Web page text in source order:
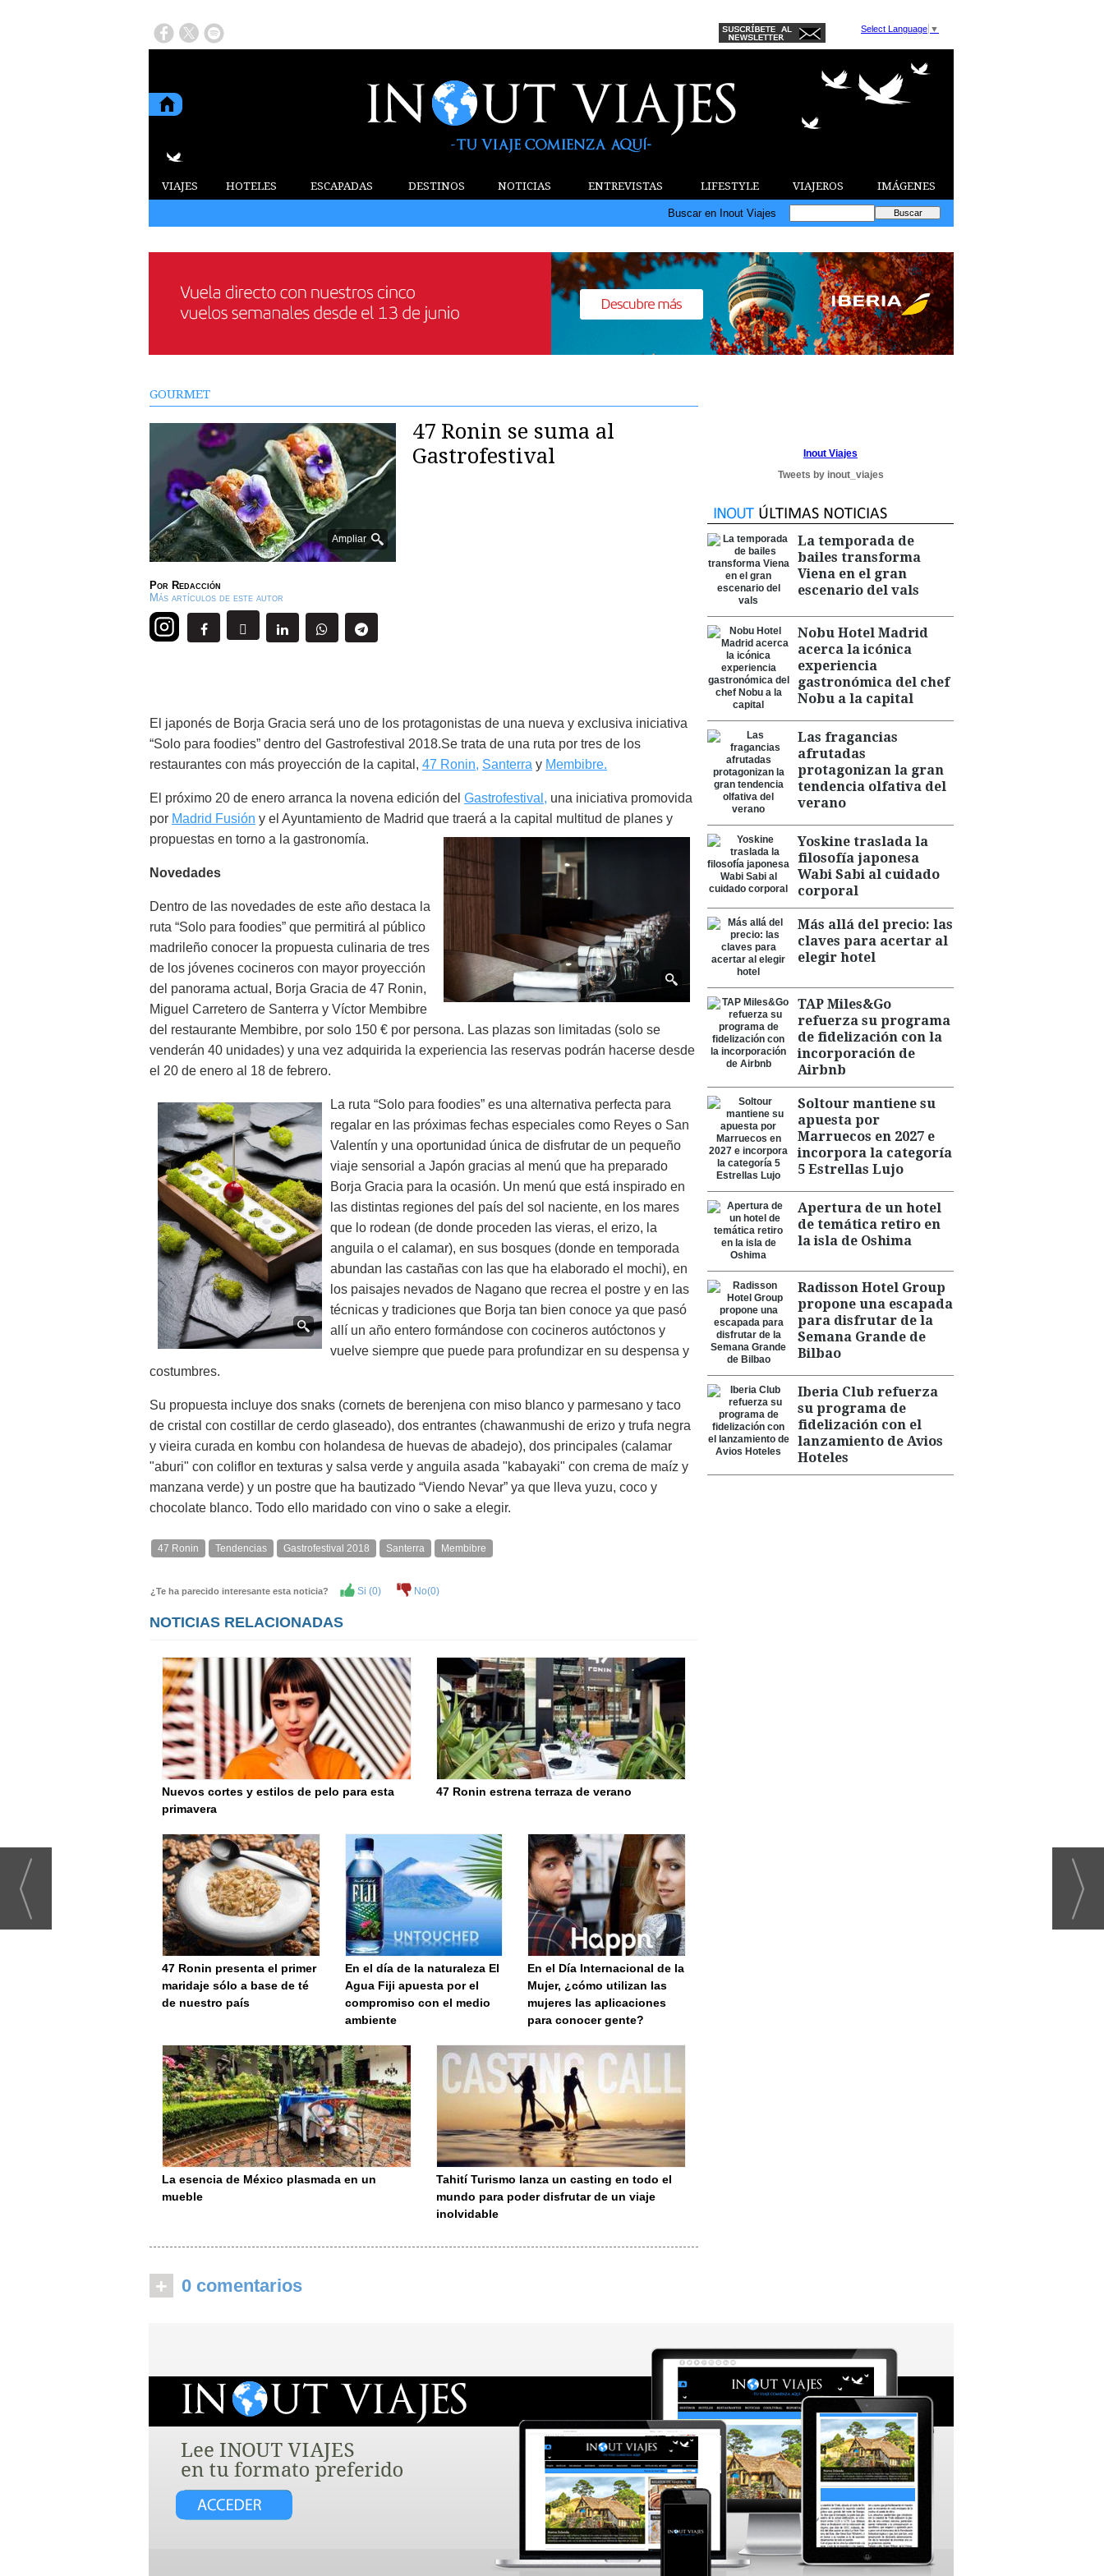
Select Language ▼
VIAJES HOTELES ESCAPADAS DESTINOS NOTICIAS ENTREVISTAS LIFESTYLE VIAJEROS IMÁGENES
Buscar en Inout Viajes
GOURMET
Ampliar
47 Ronin se suma al
Gastrofestival
Por Redacción
Más artículos de este autor
El japonés de Borja Gracia será uno de los protagonistas de una nueva y exclusiva iniciativa
“Solo para foodies” dentro del Gastrofestival 2018.Se trata de una ruta por tres de los
restaurantes con más proyección de la capital, 47 Ronin, Santerra y Membibre.
El próximo 20 de enero arranca la novena edición del Gastrofestival, una iniciativa promovida
por Madrid Fusión y el Ayuntamiento de Madrid que traerá a la capital multitud de planes y
propuestas en torno a la gastronomía.
Novedades
Dentro de las novedades de este año destaca la
ruta “Solo para foodies” que permitirá al público
madrileño conocer la propuesta culinaria de tres
de los jóvenes cocineros con mayor proyección
del panorama actual, Borja Gracia de 47 Ronin,
Miguel Carretero de Santerra y Víctor Membibre
del restaurante Membibre, por solo 150 € por persona. Las plazas son limitadas (solo se
venderán 40 unidades) y una vez adquirida la experiencia las reservas podrán hacerse desde
el 20 de enero al 18 de febrero.
La ruta “Solo para foodies” es una alternativa perfecta para
regalar en las próximas fechas especiales como Reyes o San
Valentín y una oportunidad única de disfrutar de un pequeño
viaje sensorial a Japón gracias al menú que ha preparado
Borja Gracia para la ocasión. Un menú que está inspirado en
las distintas regiones del país del sol naciente, en los mares
que lo rodean (de donde proceden las vieras, el erizo, la
anguila o el calamar), en sus bosques (donde en temporada
abundan las castañas con las que ha elaborado el mochi), en
los paisajes nevados de Nagano que recrea el postre y en las
técnicas y tradiciones que Borja tan bien conoce ya que pasó
allí un año entero formándose con cocineros autóctonos y
vuelve siempre que puede para profundizar en su despensa y
costumbres.
Su propuesta incluye dos snaks (cornets de berenjena con miso blanco y parmesano y taco
de cristal con costillar de cerdo glaseado), dos entrantes (chawanmushi de erizo y trufa negra
y vieira curada en kombu con holandesa de huevas de abadejo), dos principales (calamar
"aburi" con coliflor en texturas y salsa verde y anguila asada "kabayaki" con crema de maíz y
manzana verde) y un postre que ha bautizado “Viendo Nevar” ya que lleva yuzu, coco y
chocolate blanco. Todo ello maridado con vino o sake a elegir.
47 Ronin Tendencias Gastrofestival 2018 Santerra Membibre
¿Te ha parecido interesante esta noticia? Si (0) No(0)
NOTICIAS RELACIONADAS
Nuevos cortes y estilos de pelo para esta
primavera
47 Ronin estrena terraza de verano
47 Ronin presenta el primer
maridaje sólo a base de té
de nuestro país
En el día de la naturaleza El
Agua Fiji apuesta por el
compromiso con el medio
ambiente
En el Día Internacional de la
Mujer, ¿cómo utilizan las
mujeres las aplicaciones
para conocer gente?
La esencia de México plasmada en un
mueble
Tahití Turismo lanza un casting en todo el
mundo para poder disfrutar de un viaje
inolvidable
+ 0 comentarios
Inout Viajes
Tweets by inout_viajes
La temporada de
bailes transforma
Viena en el gran
escenario del vals
Nobu Hotel Madrid
acerca la icónica
experiencia
gastronómica del chef
Nobu a la capital
Las fragancias
afrutadas
protagonizan la gran
tendencia olfativa del
verano
Yoskine traslada la
filosofía japonesa
Wabi Sabi al cuidado
corporal
Más allá del precio: las
claves para acertar al
elegir hotel
TAP Miles&Go
refuerza su programa
de fidelización con la
incorporación de
Airbnb
Soltour mantiene su
apuesta por
Marruecos en 2027 e
incorpora la categoría
5 Estrellas Lujo
Apertura de un hotel
de temática retiro en
la isla de Oshima
Radisson Hotel Group
propone una escapada
para disfrutar de la
Semana Grande de
Bilbao
Iberia Club refuerza
su programa de
fidelización con el
lanzamiento de Avios
Hoteles